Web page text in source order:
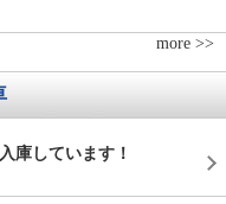
more >>
庫しています！